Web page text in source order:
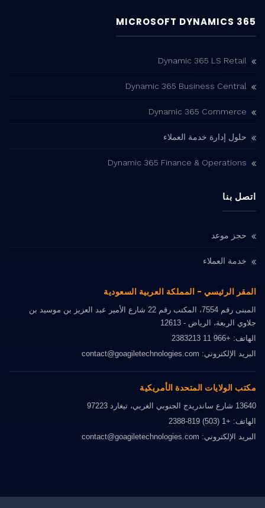
MICROSOFT DYNAMICS 365
Dynamic 365 LS Retail
Dynamic 365 Business Central
Dynamic 365 Commerce
حلول إدارة خدمة العملاء
Dynamic 365 Finance & Operations
اتصل بنا
حجز موعد
خدمة العملاء
المقر الرئيسي - المملكة العربية السعودية
المبنى رقم 7554، المكتب رقم 22 شارع الأمير عبد العزيز بن موسيد بن
جلاوي الربعة، الرياض - 12613
الهاتف: +966 11 2383213
البريد الإلكتروني: contact@goagiletechnologies.com
مكتب الولايات المتحدة الأمريكية
13640 شارع ساندريدج الجنوبي الغربي، تيغارد 97223
الهاتف: +1 (503) 819-2388
البريد الإلكتروني: contact@goagiletechnologies.com